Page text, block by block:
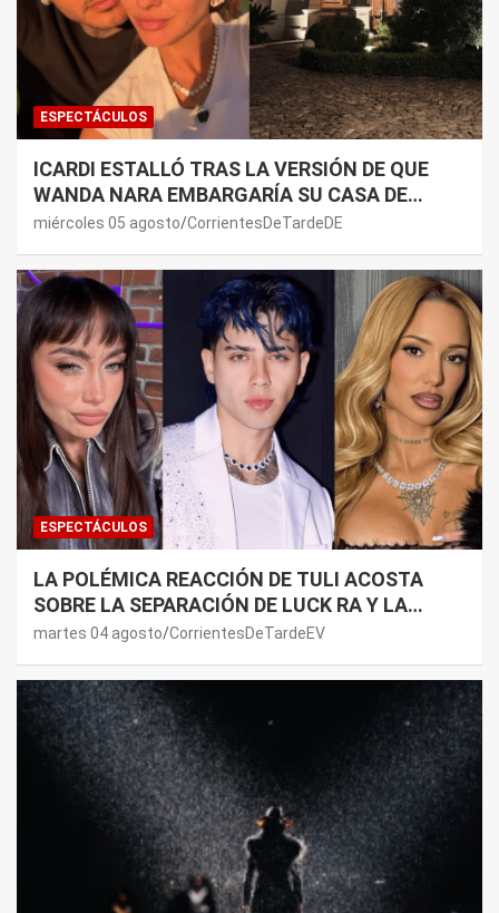
ESPECTÁCULOS
ICARDI ESTALLÓ TRAS LA VERSIÓN DE QUE
WANDA NARA EMBARGARÍA SU CASA DE
NORDELTA: “NECESITAN RASCAR DE ALGÚN
miércoles 05 agosto CorrientesDeTardeDE
ESPECTÁCULOS
LA POLÉMICA REACCIÓN DE TULI ACOSTA
SOBRE LA SEPARACIÓN DE LUCK RA Y LA
JOAQUI: “¿MI VERDAD?”
martes 04 agosto CorrientesDeTardeEV